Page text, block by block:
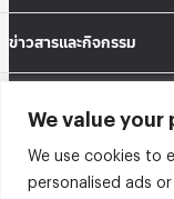
We value your
We use cookies to
personalised ads
ข่าวสารและกิจกรรม
เขตบางกะปิ กรุงเทพมหานค
Fax: 02-374-4061
Sitemap